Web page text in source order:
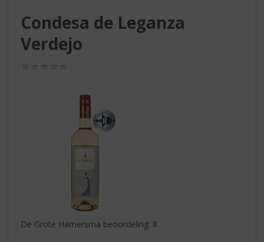
Condesa de Leganza
Verdejo
De Grote Hamersma beoordeling: 8.